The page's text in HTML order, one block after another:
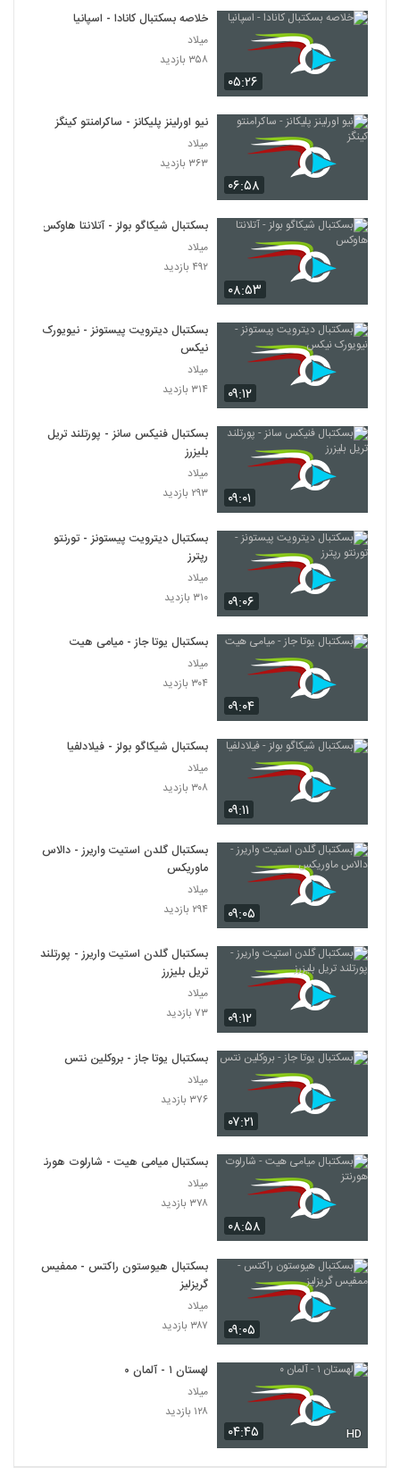
۰۵:۲۶
خلاصه بسکتبال کانادا - اسپانیا
میلاد
۳۵۸ بازدید
۰۶:۵۸
نیو اورلینز پلیکانز - ساکرامنتو کینگز
میلاد
۳۶۳ بازدید
۰۸:۵۳
بسکتبال شیکاگو بولز - آتلانتا هاوکس
میلاد
۴۹۲ بازدید
۰۹:۱۲
بسکتبال دیترویت پیستونز - نیویورک
نیکس
میلاد
۳۱۴ بازدید
۰۹:۰۱
بسکتبال فنیکس سانز - پورتلند تریل
بلیزرز
میلاد
۲۹۳ بازدید
۰۹:۰۶
بسکتبال دیترویت پیستونز - تورنتو
رپترز
میلاد
۳۱۰ بازدید
۰۹:۰۴
بسکتبال یوتا جاز - میامی هیت
میلاد
۳۰۴ بازدید
۰۹:۱۱
بسکتبال شیکاگو بولز - فیلادلفیا
میلاد
۳۰۸ بازدید
۰۹:۰۵
بسکتبال گلدن استیت واریرز - دالاس
ماوریکس
میلاد
۲۹۴ بازدید
۰۹:۱۲
بسکتبال گلدن استیت واریرز - پورتلند
تریل بلیزرز
میلاد
۷۳ بازدید
۰۷:۲۱
بسکتبال یوتا جاز - بروکلین نتس
میلاد
۳۷۶ بازدید
۰۸:۵۸
بسکتبال میامی هیت - شارلوت هورنتز
میلاد
۳۷۸ بازدید
۰۹:۰۵
بسکتبال هیوستون راکتس - ممفیس
گریزلیز
میلاد
۳۸۷ بازدید
۰۴:۴۵ HD
لهستان ۱ - آلمان ۰
میلاد
۱۲۸ بازدید